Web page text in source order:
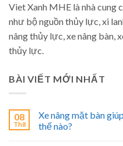
Viet Xanh MHE là nhà
như bộ nguồn thủy lực, xi
nâng thủy lực, xe nâng bàn,
thủy lực.
BÀI VIẾT MỚI NHẤT
08
Th8
Xe nâng mặt bàn
thế nào?